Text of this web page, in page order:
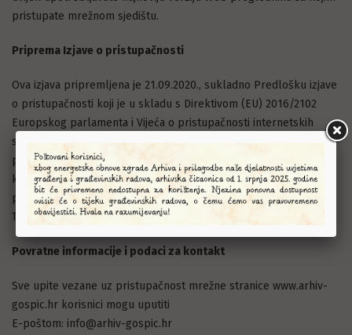
pristupate mrežnom sjedištu.
Priprema Izjave o pristupačnosti
Ova izjava pripremljena je 21.09.2020., sukladno Predlošku izjave
o pristupačnosti koji je u skladu s Direktivom (EU) 2016/2102
Europskog parlamenta i Vijeća o pristupačnosti internetskih
stranica i mobilnih aplikacija tijela javnog sektora. Ova izjava
posljednji put je revidirana 10.10.2020. Za pripremu ove Izjave
korištena je metoda samoprocjene te metode testiranja
pristupačnosti pomoću alata WAVE Web Accessibility Evaluation
Tool.
Povratne informacije i podaci za kontakt
Sve upite vezane uz pristupačnost mrežne stranice www.arhiv-
gospic.hr korisnici mogu uputiti
E-poštom: info@arhiv-gospic.hr